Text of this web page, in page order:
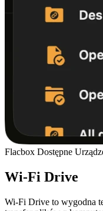
Flacbox Dostępne
Wi-Fi Drive
Wi-Fi Drive to wygodna